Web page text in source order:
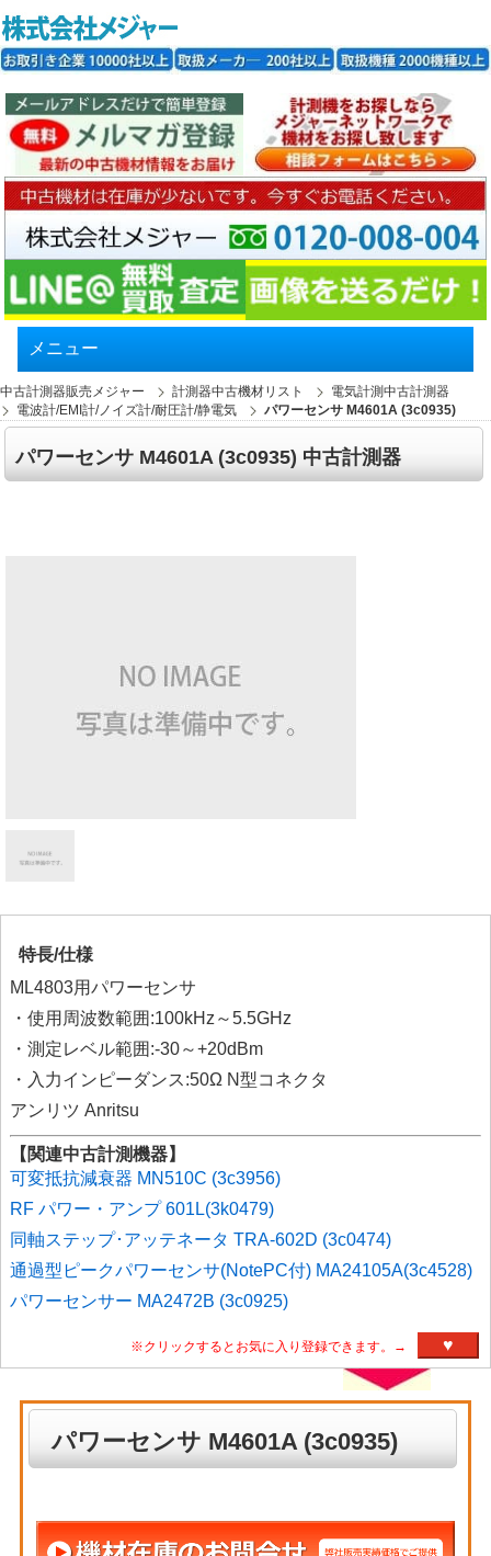
メニュー
中古計測器販売メジャー 計測器中古機材リスト
電気計測中古計測器
電波計/EMI計/ノイズ計/耐圧計/静電気
パワーセンサ M4601A (3c0935)
パワーセンサ M4601A (3c0935) 中古計測器
特長/仕様
ML4803用パワーセンサ
・使用周波数範囲:100kHz～5.5GHz
・測定レベル範囲:-30～+20dBm
・入力インピーダンス:50Ω N型コネクタ
アンリツ Anritsu
【関連中古計測機器】
可変抵抗減衰器 MN510C (3c3956)
RF パワー・アンプ 601L(3k0479)
同軸ステップ･アッテネータ TRA-602D (3c0474)
通過型ピークパワーセンサ(NotePC付) MA24105A(3c4528)
パワーセンサー MA2472B (3c0925)
※クリックするとお気に入り登録できます。→ ♥
パワーセンサ M4601A (3c0935)